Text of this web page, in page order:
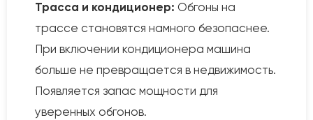
Трасса и кондиционер: Обгоны на
трассе становятся намного безопаснее.
При включении кондиционера машина
больше не превращается в недвижимость.
Появляется запас мощности для
уверенных обгонов.